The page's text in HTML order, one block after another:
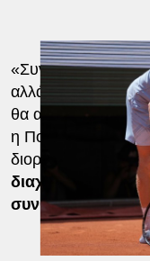
«Συνήθως ο καιρός
αλλά αυτό δεν
θα αλλάξουν στο
η Πολωνή
διοργάνωση θα
διαχειριστεί
συνθήκες».